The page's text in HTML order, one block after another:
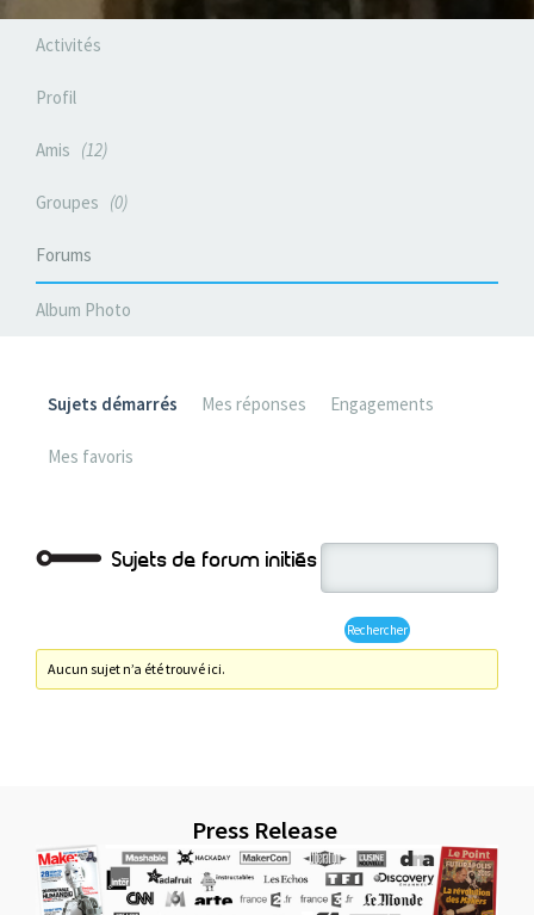
Activités
Profil
Amis 12
Groupes 0
Forums
Album Photo
Sujets démarrés Mes réponses Engagements
Mes favoris
Sujets de forum initiés
Aucun sujet n’a été trouvé ici.
Press Release